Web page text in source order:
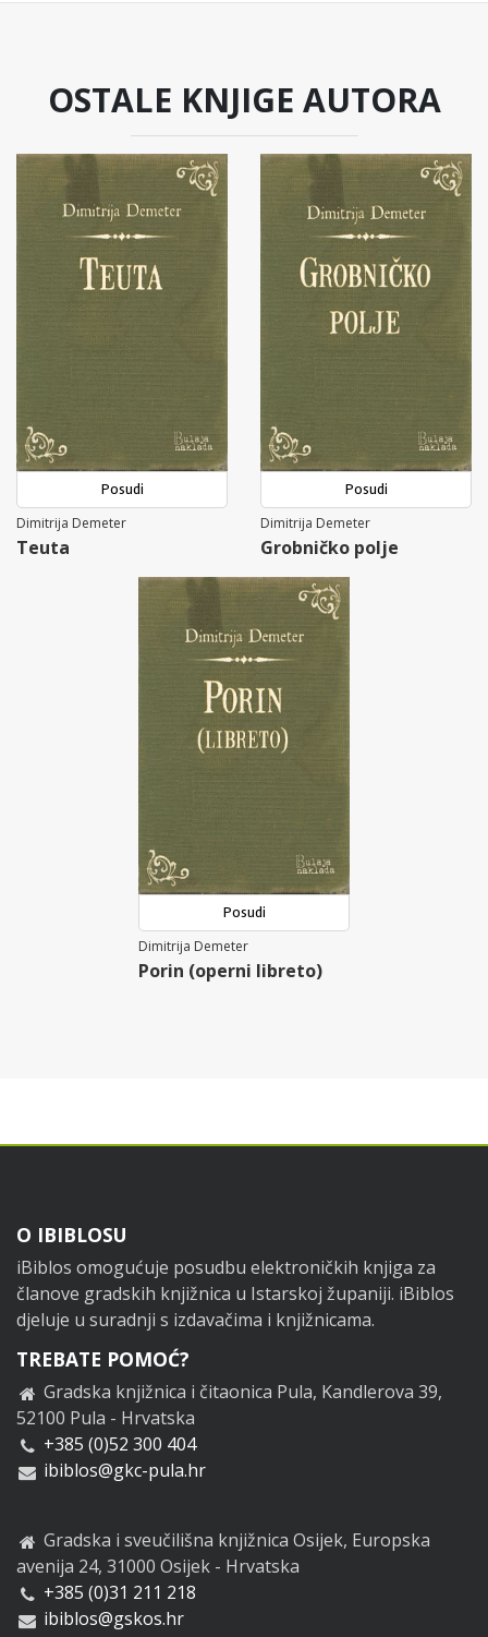
OSTALE KNJIGE AUTORA
Posudi
Dimitrija Demeter
Teuta
Posudi
Dimitrija Demeter
Grobničko polje
Posudi
Dimitrija Demeter
Porin (operni libreto)
Footer
O IBIBLOSU
iBiblos omogućuje posudbu elektroničkih knjiga za
članove gradskih knjižnica u Istarskoj županiji. iBiblos
djeluje u suradnji s izdavačima i knjižnicama.
TREBATE POMOĆ?
Gradska knjižnica i čitaonica Pula, Kandlerova 39,
52100 Pula - Hrvatska
+385 (0)52 300 404
ibiblos@gkc-pula.hr
Gradska i sveučilišna knjižnica Osijek, Europska
avenija 24, 31000 Osijek - Hrvatska
+385 (0)31 211 218
ibiblos@gskos.hr